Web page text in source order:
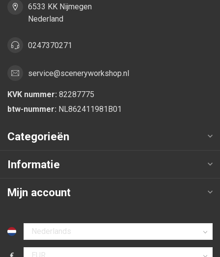
6533 KK Nijmegen
Nederland
0247370271
service@sceneryworkshop.nl
KVK nummer: 82287775
btw-nummer: NL862411981B01
Categorieën
Informatie
Mijn account
Selecteer taal